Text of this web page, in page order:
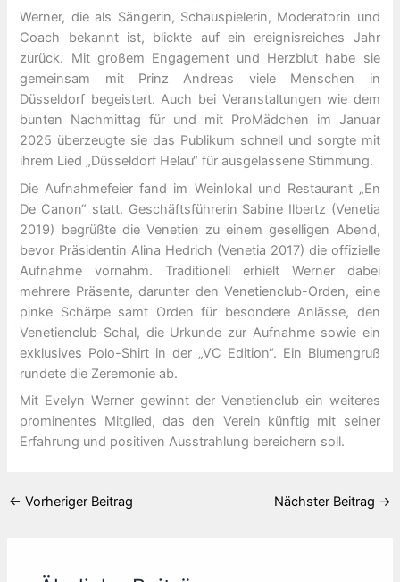
Werner, die als Sängerin, Schauspielerin, Moderatorin und
Coach bekannt ist, blickte auf ein ereignisreiches Jahr
zurück. Mit großem Engagement und Herzblut habe sie
gemeinsam mit Prinz Andreas viele Menschen in
Düsseldorf begeistert. Auch bei Veranstaltungen wie dem
bunten Nachmittag für und mit ProMädchen im Januar
2025 überzeugte sie das Publikum schnell und sorgte mit
ihrem Lied „Düsseldorf Helau“ für ausgelassene Stimmung.
Die Aufnahmefeier fand im Weinlokal und Restaurant „En
De Canon“ statt. Geschäftsführerin Sabine Ilbertz (Venetia
2019) begrüßte die Venetien zu einem geselligen Abend,
bevor Präsidentin Alina Hedrich (Venetia 2017) die offizielle
Aufnahme vornahm. Traditionell erhielt Werner dabei
mehrere Präsente, darunter den Venetienclub-Orden, eine
pinke Schärpe samt Orden für besondere Anlässe, den
Venetienclub-Schal, die Urkunde zur Aufnahme sowie ein
exklusives Polo-Shirt in der „VC Edition“. Ein Blumengruß
rundete die Zeremonie ab.
Mit Evelyn Werner gewinnt der Venetienclub ein weiteres
prominentes Mitglied, das den Verein künftig mit seiner
Erfahrung und positiven Ausstrahlung bereichern soll.
← Vorheriger Beitrag Nächster Beitrag →